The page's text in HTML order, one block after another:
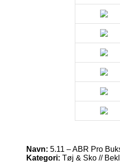
Navn: 5.11 – ABR Pro
Kategori: Tøj & Sko //